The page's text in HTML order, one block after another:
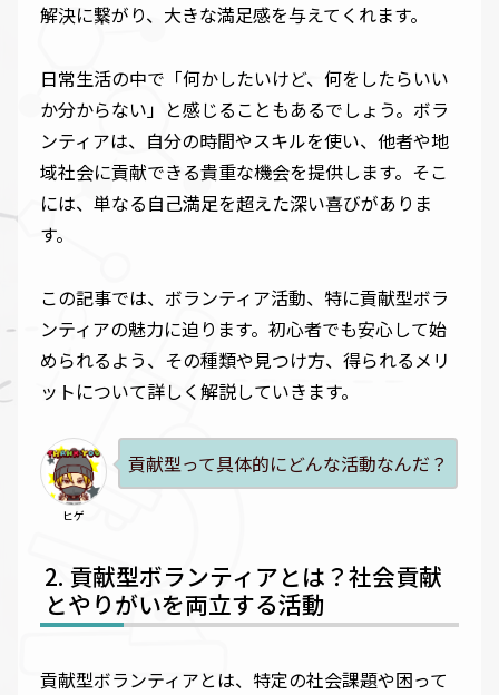
解決に繋がり、大きな満足感を与えてくれます。
日常生活の中で「何かしたいけど、何をしたらいい
か分からない」と感じることもあるでしょう。ボラ
ンティアは、自分の時間やスキルを使い、他者や地
域社会に貢献できる貴重な機会を提供します。そこ
には、単なる自己満足を超えた深い喜びがありま
す。
この記事では、ボランティア活動、特に貢献型ボラ
ンティアの魅力に迫ります。初心者でも安心して始
められるよう、その種類や見つけ方、得られるメリ
ットについて詳しく解説していきます。
ヒゲ
貢献型って具体的にどんな活動なんだ？
貢献型ボランティアとは？社会貢献
とやりがいを両立する活動
貢献型ボランティアとは、特定の社会課題や困って